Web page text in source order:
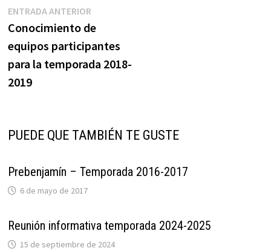
Navegación
de
entradas
ENTRADA ANTERIOREntrada
anterior:
Conocimiento de
equipos participantes
para la temporada 2018-
2019
PUEDE QUE TAMBIÉN TE GUSTE
Prebenjamín – Temporada 2016-2017
6 de mayo de 2017
Reunión informativa temporada 2024-2025
15 de septiembre de 2024